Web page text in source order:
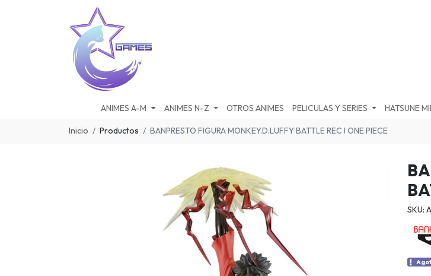
ANIMES A-M ANIMES N-Z OTROS ANIMES PELICULAS Y SERIES HATSUNE
Inicio Productos BANPRESTO FIGURA MONKEY.D.LUFFY BATTLE REC I ONE PIECE
SKU: